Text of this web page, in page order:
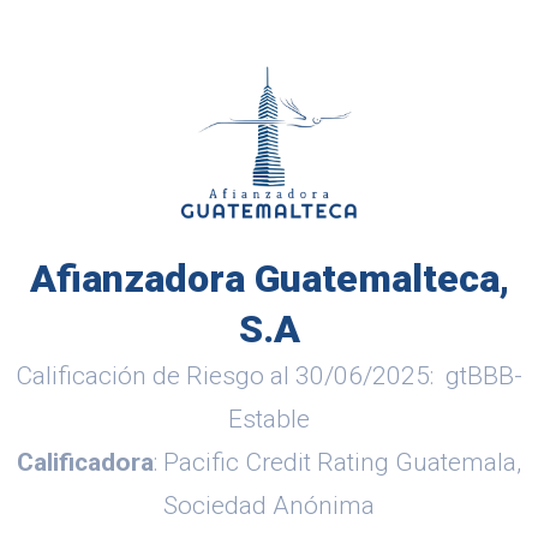
Afianzadora Guatemalteca,
S.A
Calificación de Riesgo al 30/06/2025: gtBBB-
Estable
Calificadora: Pacific Credit Rating Guatemala,
Sociedad Anónima